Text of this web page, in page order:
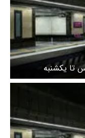
تا یکشنبه